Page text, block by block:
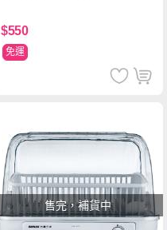
$550
免運
售完，補貨中